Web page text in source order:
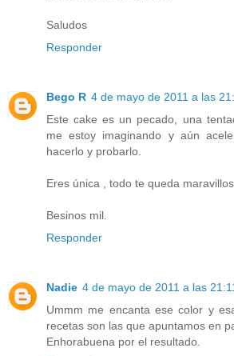
Saludos
Responder
Bego R 4 de mayo de 2011 a las
Este cake es un pecado, una
me estoy imaginando y aún
hacerlo y probarlo.
Eres única , todo te queda
Besinos mil.
Responder
Nadie 4 de mayo de 2011 a las
Ummm me encanta ese color y
recetas son las que apuntamos en
Enhorabuena por el resultado.